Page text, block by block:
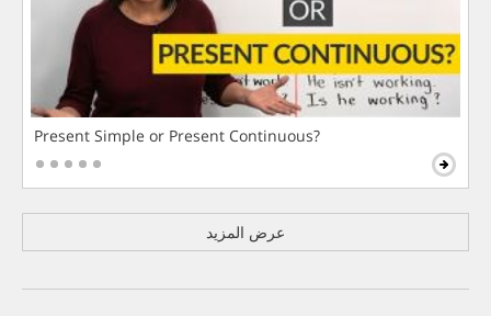
Present Simple or Present Continuous?
عرض المزيد